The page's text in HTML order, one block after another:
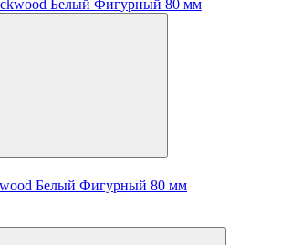
Белый Фигурный 80 мм